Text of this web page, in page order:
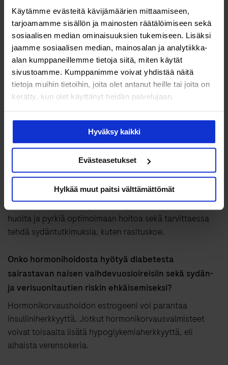
Käytämme evästeitä kävijämäärien mittaamiseen,
tarjoamamme sisällön ja mainosten räätälöimiseen sekä
sosiaalisen median ominaisuuksien tukemiseen. Lisäksi
jaamme sosiaalisen median, mainosalan ja analytiikka-
alan kumppaneillemme tietoja siitä, miten käytät
sivustoamme. Kumppanimme voivat yhdistää näitä
tietoja muihin tietoihin, joita olet antanut heille tai joita on
kerätty, kun olet käyttänyt heidän palvelujaan.
Hyväksy kaikki
Evästeasetukset
Hylkää muut paitsi välttämättömät
sydänsairauksia
Myös sydän- ja verisuonitautien riski kasvaa muita
vaihdevuosi-ikäisiä enemmän. Miksi?
Matala estrogeenitaso on myös sepelvaltimotaudin
riskitekijä, joten vaihdevuosi-ikä nostaa kaikkien naisten
sepelvaltimotautiriskiä. Tutkimuksissa on kuitenkin
osoitettu, että diabetesta sairastavilla on
diabetesta sairastamattomilla. Tämä johtuu siitä, että
vaihdevuodet lisäävät nimenomaan tyypin 1 diabetesta
sairastavilla naisilla kalsiumin kertymistä valtimoihin.
Tätä ilmiötä ei ole muiden naisten vaihdevuosissa. Näin
ollen eritoten vaihdevuosi-iässä tyypin 1 diabetesta
sairastavien naisten sydänterveydestä on tärkeää pitää
huolta ja pyrkiä optimoimaan hoitoa sekä tarvittaessa
tehdä sydäntutkimuksia, kuten rasituskoe.
Onko hormonihoidosta hyötyä diabetesta
sairastavan naisen vaihdevuosioireisiin sekä sydän-
ja verisuonitautien riskin ehkäisemiseksi?
Hormonikorvaushoidon estrogeeni voi parantaa
insuliiniherkkyyttä. Jotkut hormonikorvausvalmisteet
voivat toisaalta lisätä hypoglykemiaherkkyyttä, eli
alhaista verensokeria.